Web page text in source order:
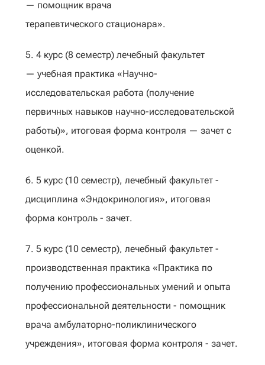
— помощник врача
терапевтического стационара».
5. 4 курс (8 семестр) лечебный факультет
— учебная практика «Научно-
исследовательская работа (получение
первичных навыков научно-исследовательской
работы)», итоговая форма контроля — зачет с
оценкой.
6. 5 курс (10 семестр), лечебный факультет -
дисциплина «Эндокринология», итоговая
форма контроль - зачет.
7. 5 курс (10 семестр), лечебный факультет -
производственная практика «Практика по
получению профессиональных умений и опыта
профессиональной деятельности - помощник
врача амбулаторно-поликлинического
учреждения», итоговая форма контроля - зачет.